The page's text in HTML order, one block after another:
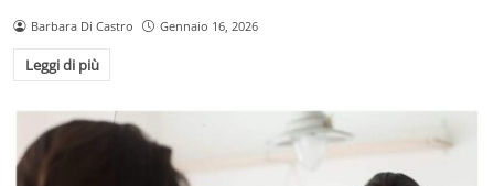
Barbara Di Castro Gennaio 16, 2026
Leggi di più